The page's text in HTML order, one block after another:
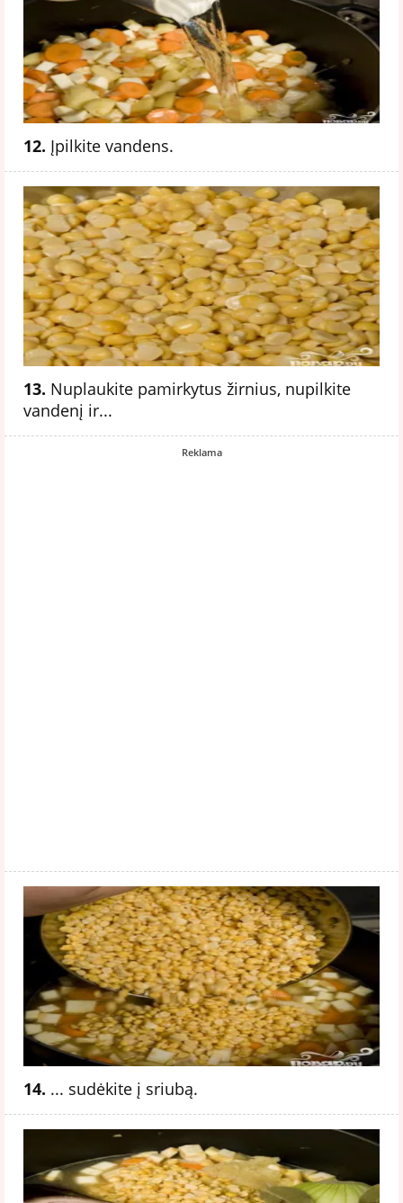
12. Įpilkite vandens.
13. Nuplaukite pamirkytus žirnius, nupilkite
vandenį ir...
Reklama
14. ... sudėkite į sriubą.